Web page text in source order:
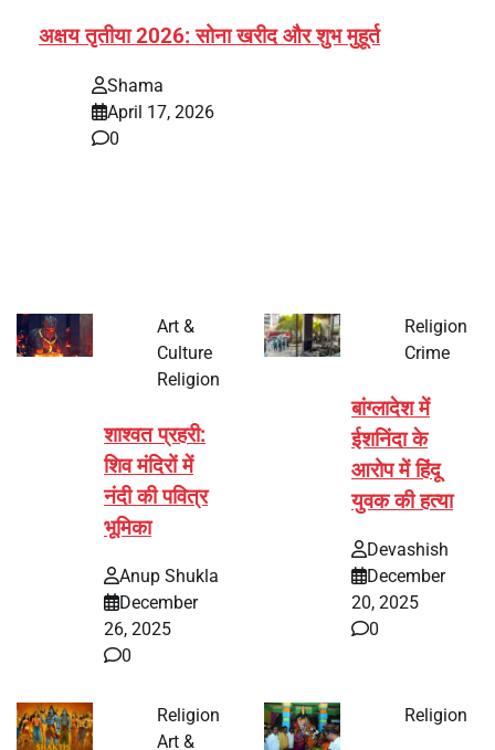
अक्षय तृतीया 2026: सोना खरीद और शुभ मुहूर्त
Shama
April 17, 2026
0
Art &
Culture
Religion
शाश्वत प्रहरी:
शिव मंदिरों में
नंदी की पवित्र
भूमिका
Anup Shukla
December
26, 2025
0
Religion
Crime
बांग्लादेश में
ईशनिंदा के
आरोप में हिंदू
युवक की हत्या
Devashish
December
20, 2025
0
Religion
Art &
Religion